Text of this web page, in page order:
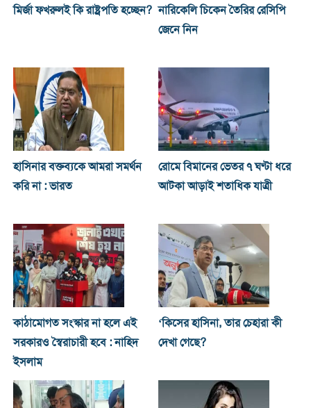
মির্জা ফখরুলই কি রাষ্ট্রপতি হচ্ছেন? নারিকেলি চিকেন তৈরির রেসিপি
জেনে নিন
হাসিনার বক্তব্যকে আমরা সমর্থন
করি না : ভারত
রোমে বিমানের ভেতর ৭ ঘণ্টা ধরে
আটকা আড়াই শতাধিক যাত্রী
কাঠামোগত সংস্কার না হলে এই
সরকারও স্বৈরাচারী হবে : নাহিদ
ইসলাম
‘কিসের হাসিনা, তার চেহারা কী
দেখা গেছে?